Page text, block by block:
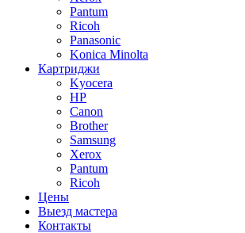
Pantum
Ricoh
Panasonic
Konica Minolta
Картриджи
Kyocera
HP
Canon
Brother
Samsung
Xerox
Pantum
Ricoh
Цены
Выезд мастера
Контакты